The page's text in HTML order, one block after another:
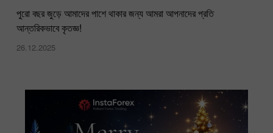
পুরো বছর জুড়ে আমাদের পাশে থাকার জন্য আমরা আপনাদের প্রতি
আন্তরিকভাবে কৃতজ্ঞ!
26.12.2025